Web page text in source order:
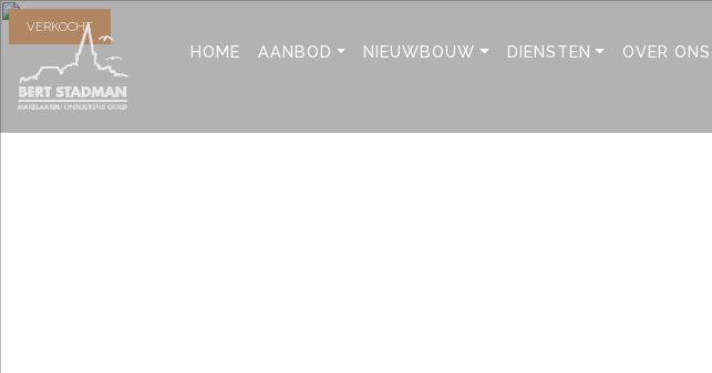
HOME AANBOD NIEUWBOUW DIENSTEN OVER ONS
VERKOCHT